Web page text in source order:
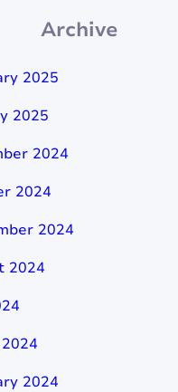
Archive
2025
2025
2024
2024
2024
2024
2024